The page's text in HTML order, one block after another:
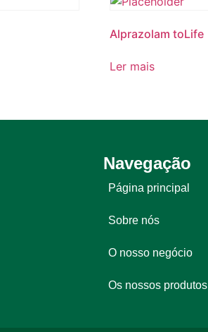
Alprazolam toLife
Ler mais
Navegação
Página principal
Sobre nós
O nosso negócio
Os nossos produtos